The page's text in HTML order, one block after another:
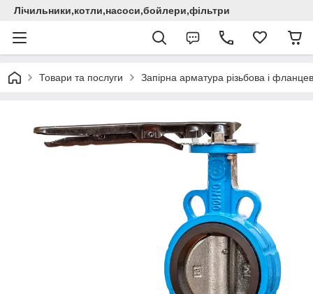
Лічильники,котли,насоси,бойлери,фільтри
Товари та послуги Запірна арматура різьбова і